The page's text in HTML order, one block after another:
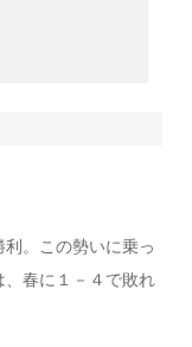
。この勢いに乗っ
春に１－４で敗れ